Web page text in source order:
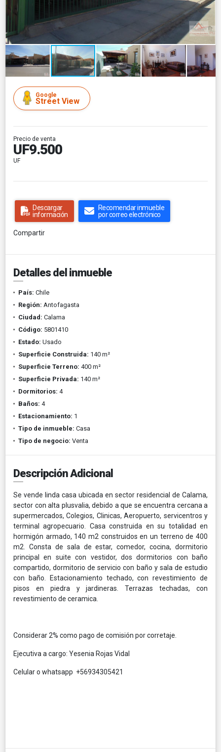
Google
Street View
Precio de venta
UF9.500
UF
Descargar
información
Recomendar inmueble
por correo electrónico
Compartir
Detalles del inmueble
País: Chile
Región: Antofagasta
Ciudad: Calama
Código: 5801410
Estado: Usado
Superficie Construida: 140 m²
Superficie Terreno: 400 m²
Superficie Privada: 140 m²
Dormitorios: 4
Baños: 4
Estacionamiento: 1
Tipo de inmueble: Casa
Tipo de negocio: Venta
Descripción Adicional
Se vende linda casa ubicada en sector residencial de Calama,
sector con alta plusvalia, debido a que se encuentra cercana a
supermercados, Colegios, Clinicas, Aeropuerto, servicentros y
terminal agropecuario. Casa construida en su totalidad en
hormigón armado, 140 m2 construidos en un terreno de 400
m2. Consta de sala de estar, comedor, cocina, dormitorio
principal en suite con vestidor, dos dormitorios con baño
compartido, dormitorio de servicio con baño y sala de estudio
con baño. Estacionamiento techado, con revestimiento de
pisos en piedra y jardineras. Terrazas techadas, con
revestimiento de ceramica.
Considerar 2% como pago de comisión por corretaje.
Ejecutiva a cargo: Yesenia Rojas Vidal
Celular o whatsapp +56934305421